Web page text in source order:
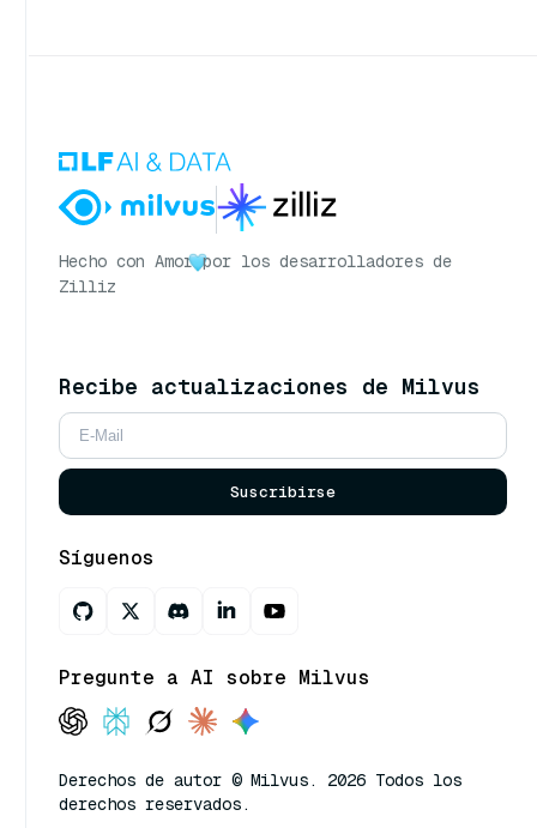
Hecho con Amor por los desarrolladores de
Zilliz
Recibe actualizaciones de Milvus
Suscribirse
Síguenos
Pregunte a AI sobre Milvus
Derechos de autor © Milvus. 2026 Todos los
derechos reservados.